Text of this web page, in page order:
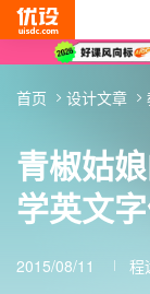
青椒姑
学英文
2015/08/11 程
首页 设计文章